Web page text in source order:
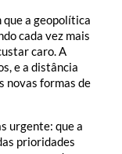
a geopolítica
cada vez mais
caro. A
e a distância
novas formas de
urgente: que a
prioridades